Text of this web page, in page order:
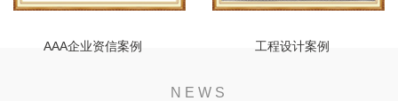
AAA企业资信案例 工程设计案例
NEWS